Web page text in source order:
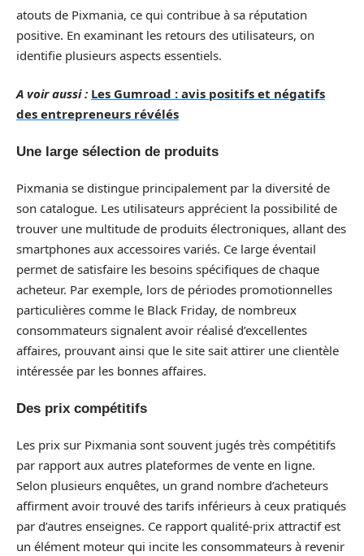
atouts de Pixmania, ce qui contribue à sa réputation
positive. En examinant les retours des utilisateurs, on
identifie plusieurs aspects essentiels.
A voir aussi : Les Gumroad : avis positifs et négatifs
des entrepreneurs révélés
Une large sélection de produits
Pixmania se distingue principalement par la diversité de
son catalogue. Les utilisateurs apprécient la possibilité de
trouver une multitude de produits électroniques, allant des
smartphones aux accessoires variés. Ce large éventail
permet de satisfaire les besoins spécifiques de chaque
acheteur. Par exemple, lors de périodes promotionnelles
particulières comme le Black Friday, de nombreux
consommateurs signalent avoir réalisé d’excellentes
affaires, prouvant ainsi que le site sait attirer une clientèle
intéressée par les bonnes affaires.
Des prix compétitifs
Les prix sur Pixmania sont souvent jugés très compétitifs
par rapport aux autres plateformes de vente en ligne.
Selon plusieurs enquêtes, un grand nombre d’acheteurs
affirment avoir trouvé des tarifs inférieurs à ceux pratiqués
par d’autres enseignes. Ce rapport qualité-prix attractif est
un élément moteur qui incite les consommateurs à revenir